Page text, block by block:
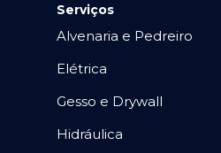
Serviços
Alvenaria e Pedreiro
Elétrica
Gesso e Drywall
Hidráulica